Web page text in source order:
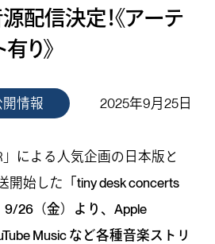
配信決定！《アーテ
り》
情報 2025年9月25日
による人気企画の日本版と
開始した
「tiny desk concerts
9/26（金）より、Apple
Music など各種音楽ストリ